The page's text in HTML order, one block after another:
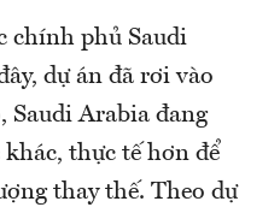
chính phủ Saudi
dự án đã rơi vào
Saudi Arabia đang
thực tế hơn để
thay thế. Theo dự